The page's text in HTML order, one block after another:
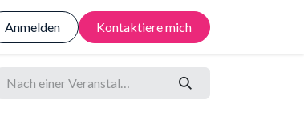
Anmelden Kontaktiere mich